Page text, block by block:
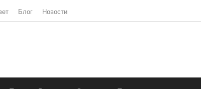
Блог Новости